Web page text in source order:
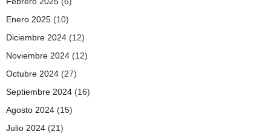
Enero 2025 (10)
Diciembre 2024 (12)
Noviembre 2024 (12)
Octubre 2024 (27)
Septiembre 2024 (16)
Agosto 2024 (15)
Julio 2024 (21)